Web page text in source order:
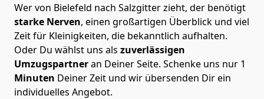
Wer von Bielefeld nach Salzgitter zieht, der benötigt
starke Nerven, einen großartigen Überblick und viel
Zeit für Kleinigkeiten, die bekanntlich aufhalten.
Oder Du wählst uns als zuverlässigen
Umzugspartneran Deiner Seite. Schenke uns nur 1
Minuten Deiner Zeit und wir übersenden Dir ein
individuelles Angebot.